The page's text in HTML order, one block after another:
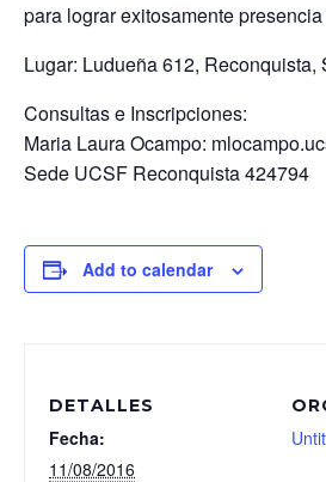
para lograr exitosamente
Lugar: Ludueña 612, Reconquista,
Consultas e Inscripciones:
Maria Laura Ocampo:
Sede UCSF Reconquista 424794
Add to calendar
DETALLES
Fecha:
11/08/2016